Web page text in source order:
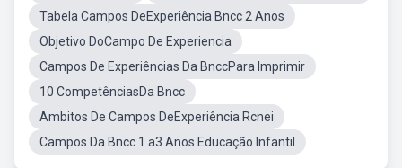
Tabela Campos DeExperiência Bncc 2 Anos
Objetivo DoCampo De Experiencia
Campos De Experiências Da BnccPara Imprimir
10 CompetênciasDa Bncc
Ambitos De Campos DeExperiência Rcnei
Campos Da Bncc 1 a3 Anos Educação Infantil